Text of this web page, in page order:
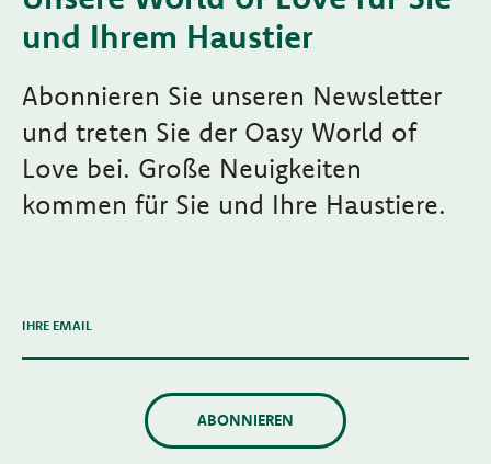
und Ihrem Haustier
Abonnieren Sie unseren Newsletter
und treten Sie der Oasy World of
Love bei. Große Neuigkeiten
kommen für Sie und Ihre Haustiere.
IHRE EMAIL
ABONNIEREN